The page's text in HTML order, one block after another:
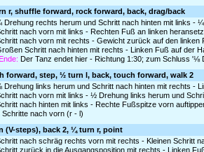
r, shuffle forward, rock forward, back, drag/back
Drehung rechts herum und Schritt nach hinten mit links -
nach vorn mit links - Rechten Fuß an linken
nach vorn mit rechts - Gewicht zurück auf den linken
Schritt nach hinten mit rechts - Linken Fuß auf der
Der Tanz endet hier - Richtung 1:30; zum Schluss '⅛
forward, step, ½ turn l, back, touch forward, walk 2
Drehung links herum und Schritt nach hinten mit rechts -
nach vorn mit links - ½ Drehung links herum und
nach hinten mit links - Rechte Fußspitze vorn
Schritte nach vorn (r - l)
(V-steps), back 2, ¼ turn r, point
nach schräg rechts vorn mit rechts - Kleinen Schritt
zurück in die Ausgangsposition mit rechts - Linken